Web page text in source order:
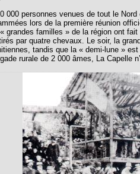
000 personnes venues de tout le
lors de la première réunion
grandes familles » de la région ont
par quatre chevaux. Le soir, la
tandis que la « demi-lune »
rurale de 2 000 âmes, La Capelle